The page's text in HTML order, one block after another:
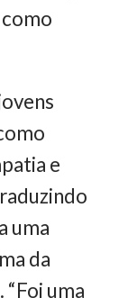
e
uma
da
uma